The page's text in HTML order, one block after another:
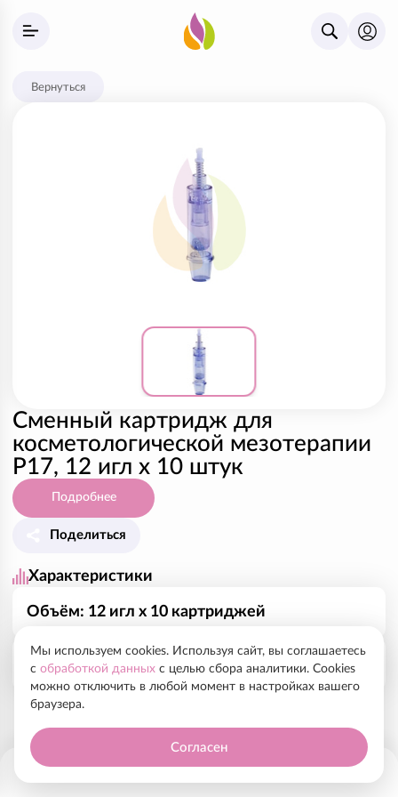
Вернуться
Сменный картридж для
косметологической мезотерапии
P17, 12 игл x 10 штук
Подробнее
Поделиться
Характеристики
Объём: 12 игл x 10 картриджей
Рекомендованный курс, показания
Новая закругленная форма насадки-держателя игл
позволяет избежать неприятных ощущений и
дополнительного раздражения кожи при
Мы используем cookies. Используя сайт, вы соглашаетесь
с обработкой данных с целью сбора аналитики. Cookies
можно отключить в любой момент в настройках вашего
браузера.
Согласен